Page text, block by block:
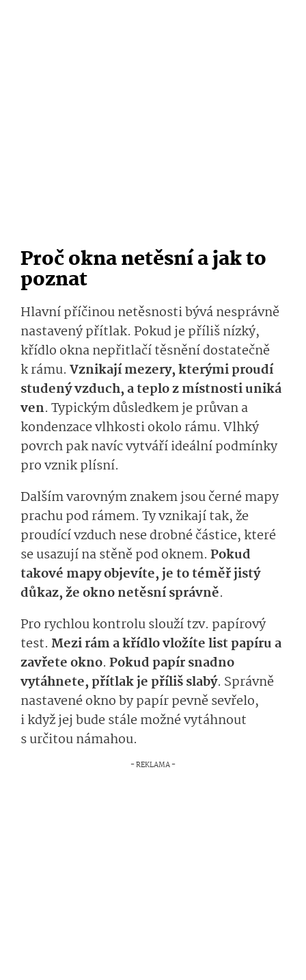
Proč okna netěsní a jak to
poznat
Hlavní příčinou netěsnosti bývá nesprávně
nastavený přítlak. Pokud je příliš nízký,
křídlo okna nepřitlačí těsnění dostatečně
k rámu. Vznikají mezery, kterými proudí
studený vzduch, a teplo z místnosti uniká
ven. Typickým důsledkem je průvan a
kondenzace vlhkosti okolo rámu. Vlhký
povrch pak navíc vytváří ideální podmínky
pro vznik plísní.
Dalším varovným znakem jsou černé mapy
prachu pod rámem. Ty vznikají tak, že
proudící vzduch nese drobné částice, které
se usazují na stěně pod oknem. Pokud
takové mapy objevíte, je to téměř jistý
důkaz, že okno netěsní správně.
Pro rychlou kontrolu slouží tzv. papírový
test. Mezi rám a křídlo vložíte list papíru a
zavřete okno. Pokud papír snadno
vytáhnete, přítlak je příliš slabý. Správně
nastavené okno by papír pevně sevřelo,
i když jej bude stále možné vytáhnout
s určitou námahou.